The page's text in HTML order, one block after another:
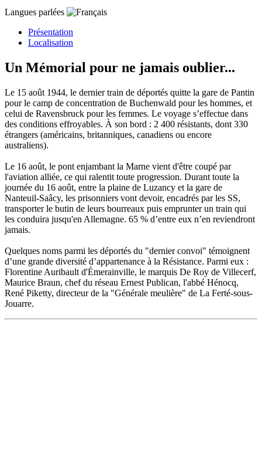
Langues parlées
Présentation
Localisation
Un Mémorial pour ne jamais oublier...
Le 15 août 1944, le dernier train de déportés quitte la gare de Pantin
pour le camp de concentration de Buchenwald pour les hommes, et
celui de Ravensbruck pour les femmes. Le voyage s’effectue dans
des conditions effroyables. À son bord : 2 400 résistants, dont 330
étrangers (américains, britanniques, canadiens ou encore
australiens).
Le 16 août, le pont enjambant la Marne vient d'être coupé par
l'aviation alliée, ce qui ralentit toute progression. Durant toute la
journée du 16 août, entre la plaine de Luzancy et la gare de
Nanteuil-Saâcy, les prisonniers vont devoir, encadrés par les SS,
transporter le butin de leurs bourreaux puis emprunter un train qui
les conduira jusqu'en Allemagne. 65 % d’entre eux n’en reviendront
jamais.
Quelques noms parmi les déportés du "dernier convoi" témoignent
d’une grande diversité d’appartenance à la Résistance. Parmi eux :
Florentine Auribault d'Émerainville, le marquis De Roy de Villecerf,
Maurice Braun, chef du réseau Ernest Publican, l'abbé Hénocq,
René Piketty, directeur de la "Générale meulière" de La Ferté-sous-
Jouarre.